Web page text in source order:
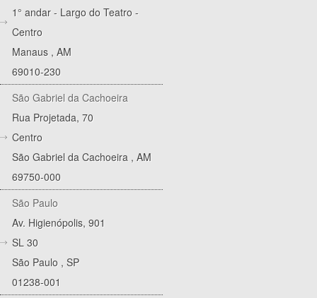
1° andar - Largo do Teatro -
Centro
Manaus , AM
69010-230
São Gabriel da Cachoeira
Rua Projetada, 70
Centro
São Gabriel da Cachoeira , AM
69750-000
São Paulo
Av. Higienópolis, 901
SL 30
São Paulo , SP
01238-001